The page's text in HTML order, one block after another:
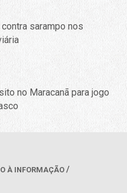
sarampo nos
no Maracanã para jogo
À INFORMAÇÃO